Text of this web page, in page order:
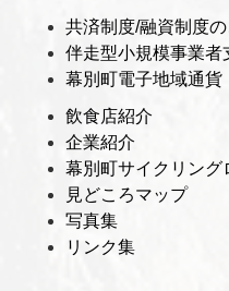
共済制度/融資制度
伴走型小規模事業者
幕別町電子地域通貨
飲食店紹介
企業紹介
幕別町サイクリング
見どころマップ
写真集
リンク集